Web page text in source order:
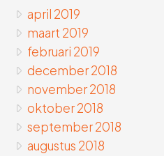
april 2019
maart 2019
februari 2019
december 2018
november 2018
oktober 2018
september 2018
augustus 2018